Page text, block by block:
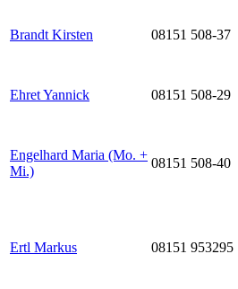
Brandt Kirsten 08151 508-37
Ehret Yannick 08151 508-29
Engelhard Maria (Mo. +
Mi.)
08151 508-40
Ertl Markus 08151 953295